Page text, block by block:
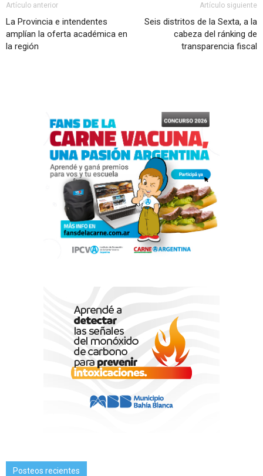
Artículo anterior
La Provincia e intendentes
amplían la oferta académica en
la región
Artículo siguiente
Seis distritos de la Sexta, a la
cabeza del ránking de
transparencia fiscal
Posteos recientes